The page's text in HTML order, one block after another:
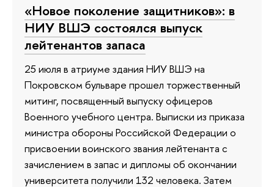
«Новое поколение защитников»: в
НИУ ВШЭ состоялся выпуск
лейтенантов запаса
25 июля в атриуме здания НИУ ВШЭ на
Покровском бульваре прошел торжественный
митинг, посвященный выпуску офицеров
Военного учебного центра. Выписки из приказа
министра обороны Российской Федерации о
присвоении воинского звания лейтенанта с
зачислением в запас и дипломы об окончании
университета получили 132 человека. Затем